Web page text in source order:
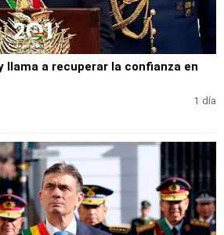
llama a recuperar la confianza en
1 día